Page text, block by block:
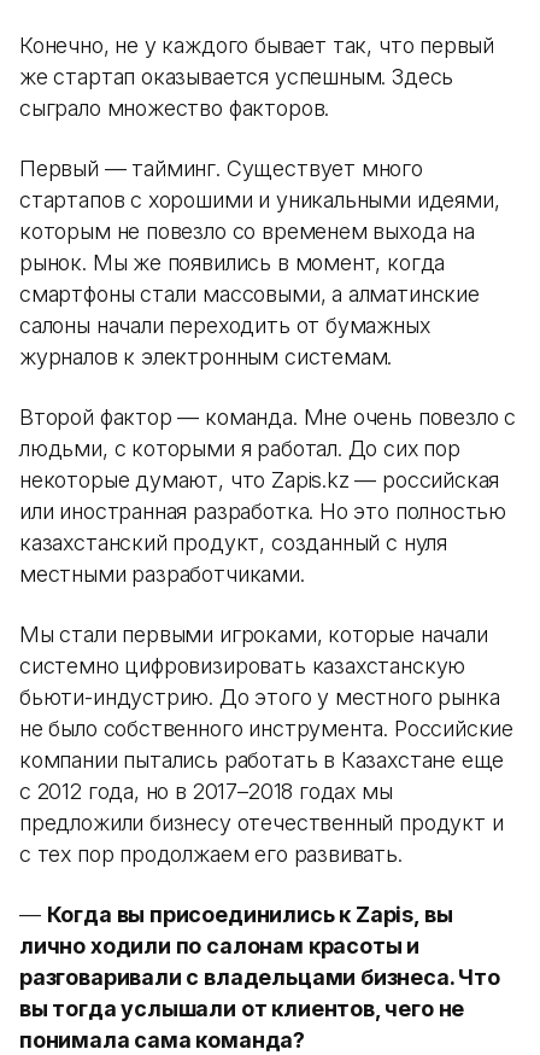
Конечно, не у каждого бывает так, что первый
же стартап оказывается успешным. Здесь
сыграло множество факторов.
Первый — тайминг. Существует много
стартапов с хорошими и уникальными идеями,
которым не повезло со временем выхода на
рынок. Мы же появились в момент, когда
смартфоны стали массовыми, а алматинские
салоны начали переходить от бумажных
журналов к электронным системам.
Второй фактор — команда. Мне очень повезло с
людьми, с которыми я работал. До сих пор
некоторые думают, что Zapis.kz — российская
или иностранная разработка. Но это полностью
казахстанский продукт, созданный с нуля
местными разработчиками.
Мы стали первыми игроками, которые начали
системно цифровизировать казахстанскую
бьюти-индустрию. До этого у местного рынка
не было собственного инструмента. Российские
компании пытались работать в Казахстане еще
с 2012 года, но в 2017–2018 годах мы
предложили бизнесу отечественный продукт и
с тех пор продолжаем его развивать.
— Когда вы присоединились к Zapis, вы
лично ходили по салонам красоты и
разговаривали с владельцами бизнеса. Что
вы тогда услышали от клиентов, чего не
понимала сама команда?